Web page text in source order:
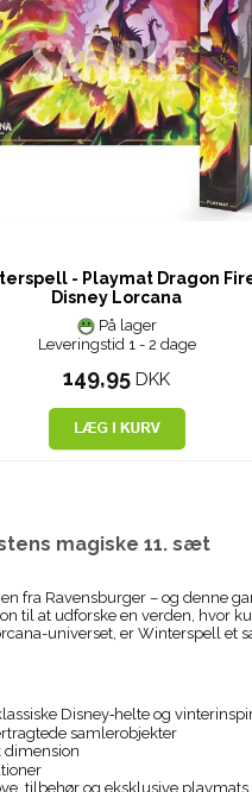
- Playmat Dragon
Disney Lorcana
På lager
Leveringstid 1 - 2 dage
149,95DKK
magiske 11. sæt
fra Ravensburger – og denne
til at udforske en verden, hvor
universet, er Winterspell et
Disney‑helte og
samlerobjekter
dimension
tilbehør og eksklusive playmats